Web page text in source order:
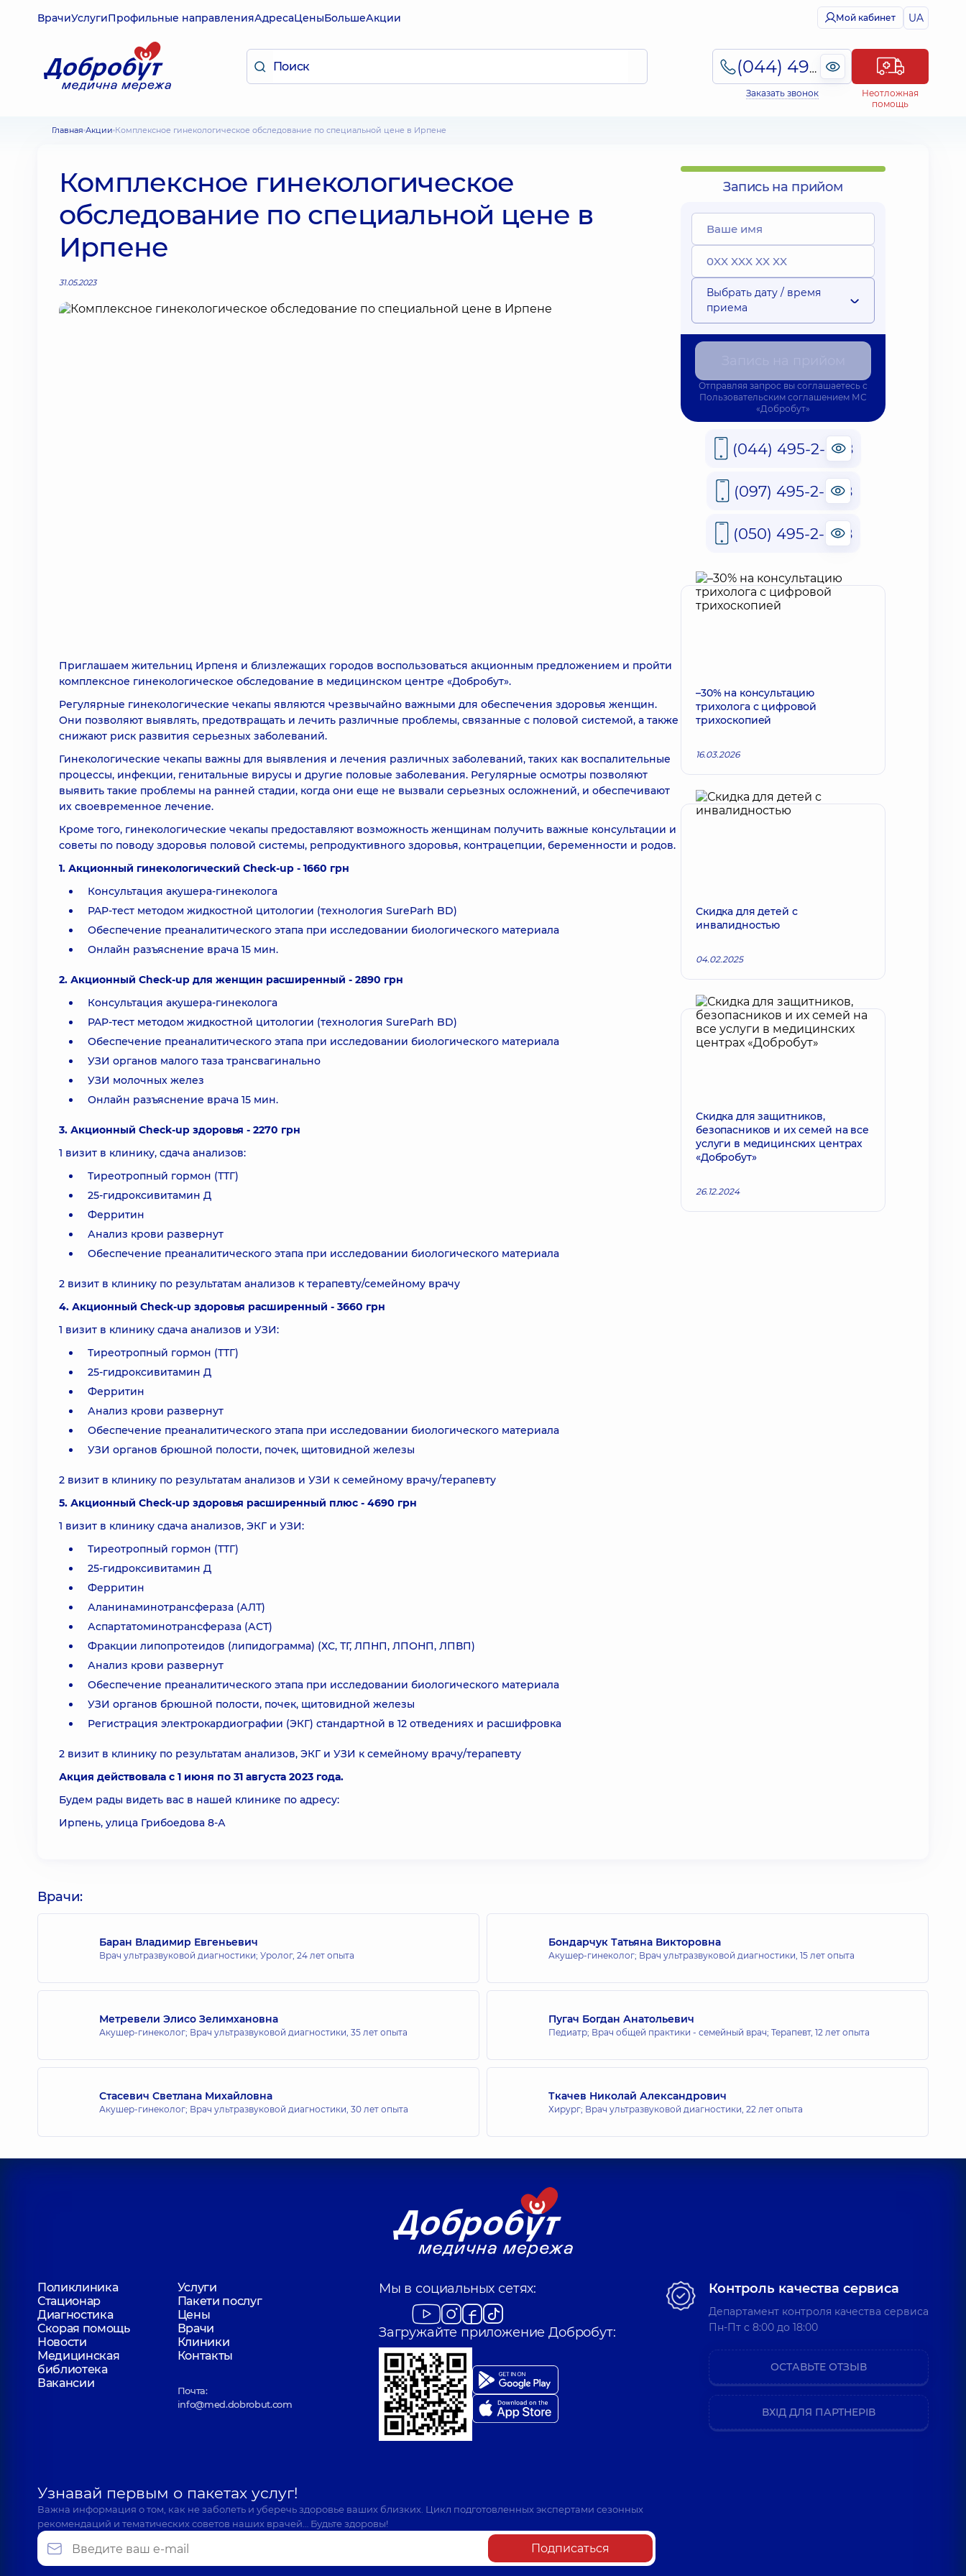
ВрачиУслугиПрофильные направленияАдресаЦеныБольшеАкции Мой кабинет UA
(044) 495-2-888
Заказать звонок
Неотложная
помощь
Главная Акции Комплексное гинекологическое обследование по специальной цене в Ирпене
Комплексное гинекологическое
обследование по специальной цене в
Ирпене
31.05.2023
Приглашаем жительниц Ирпеня и близлежащих городов воспользоваться акционным предложением и пройти
комплексное гинекологическое обследование в медицинском центре «Добробут».
Регулярные гинекологические чекапы являются чрезвычайно важными для обеспечения здоровья женщин.
Они позволяют выявлять, предотвращать и лечить различные проблемы, связанные с половой системой, а также
снижают риск развития серьезных заболеваний.
Гинекологические чекапы важны для выявления и лечения различных заболеваний, таких как воспалительные
процессы, инфекции, генитальные вирусы и другие половые заболевания. Регулярные осмотры позволяют
выявить такие проблемы на ранней стадии, когда они еще не вызвали серьезных осложнений, и обеспечивают
их своевременное лечение.
Кроме того, гинекологические чекапы предоставляют возможность женщинам получить важные консультации и
советы по поводу здоровья половой системы, репродуктивного здоровья, контрацепции, беременности и родов.
1. Акционный гинекологический Check-up - 1660 грн
Консультация акушера-гинеколога
PAP-тест методом жидкостной цитологии (технология SureParh BD)
Обеспечение преаналитического этапа при исследовании биологического материала
Онлайн разъяснение врача 15 мин.
2. Акционный Check-up для женщин расширенный - 2890 грн
Консультация акушера-гинеколога
PAP-тест методом жидкостной цитологии (технология SureParh BD)
Обеспечение преаналитического этапа при исследовании биологического материала
УЗИ органов малого таза трансвагинально
УЗИ молочных желез
Онлайн разъяснение врача 15 мин.
3. Акционный Check-up здоровья - 2270 грн
1 визит в клинику, сдача анализов:
Тиреотропный гормон (ТТГ)
25-гидроксивитамин Д
Ферритин
Анализ крови развернут
Обеспечение преаналитического этапа при исследовании биологического материала
2 визит в клинику по результатам анализов к терапевту/семейному врачу
4. Акционный Check-up здоровья расширенный - 3660 грн
1 визит в клинику сдача анализов и УЗИ:
Тиреотропный гормон (ТТГ)
25-гидроксивитамин Д
Ферритин
Анализ крови развернут
Обеспечение преаналитического этапа при исследовании биологического материала
УЗИ органов брюшной полости, почек, щитовидной железы
2 визит в клинику по результатам анализов и УЗИ к семейному врачу/терапевту
5. Акционный Check-up здоровья расширенный плюс - 4690 грн
1 визит в клинику сдача анализов, ЭКГ и УЗИ:
Тиреотропный гормон (ТТГ)
25-гидроксивитамин Д
Ферритин
Аланинаминотрансфераза (АЛТ)
Аспартатоминотрансфераза (АСТ)
Фракции липопротеидов (липидограмма) (ХС, ТГ, ЛПНП, ЛПОНП, ЛПВП)
Анализ крови развернут
Обеспечение преаналитического этапа при исследовании биологического материала
УЗИ органов брюшной полости, почек, щитовидной железы
Регистрация электрокардиографии (ЭКГ) стандартной в 12 отведениях и расшифровка
2 визит в клинику по результатам анализов, ЭКГ и УЗИ к семейному врачу/терапевту
Акция действовала с 1 июня по 31 августа 2023 года.
Будем рады видеть вас в нашей клинике по адресу:
Ирпень, улица Грибоедова 8-А
Запись на прийом
Выбрать дату / время
приема
Отправляя запрос вы соглашаетесь с
Пользовательским соглашением МС
«Добробут»
(044) 495-2-888
(097) 495-2-888
(050) 495-2-888
–30% на консультацию
трихолога с цифровой
трихоскопией
16.03.2026
Скидка для детей с
инвалидностью
04.02.2025
Скидка для защитников,
безопасников и их семей на все
услуги в медицинских центрах
«Добробут»
26.12.2024
Врачи:
Баран Владимир Евгеньевич
Врач ультразвуковой диагностики; Уролог, 24 лет опыта
Бондарчук Татьяна Викторовна
Акушер-гинеколог; Врач ультразвуковой диагностики, 15 лет опыта
Метревели Элисо Зелимхановна
Акушер-гинеколог; Врач ультразвуковой диагностики, 35 лет опыта
Пугач Богдан Анатольевич
Педиатр; Врач общей практики - семейный врач; Терапевт, 12 лет опыта
Стасевич Светлана Михайловна
Акушер-гинеколог; Врач ультразвуковой диагностики, 30 лет опыта
Ткачев Николай Александрович
Хирург; Врач ультразвуковой диагностики, 22 лет опыта
Поликлиника
Услуги
Стационар
Пакети послуг
Диагностика
Цены
Скорая помощь
Врачи
Новости
Клиники
Медицинская
библиотека
Контакты
Вакансии
Почта:
info@med.dobrobut.com
Мы в социальных сетях:
Загружайте приложение Добробут:
Узнавай первым о пакетах услуг!
Важна информация о том, как не заболеть и уберечь здоровье ваших близких. Цикл подготовленных экспертами сезонных
рекомендаций и тематических советов наших врачей… Будьте здоровы!
Подписаться
Контроль качества сервиса
Департамент контроля качества сервиса
Пн-Пт c 8:00 до 18:00
ОСТАВЬТЕ ОТЗЫВ
ВХІД ДЛЯ ПАРТНЕРІВ